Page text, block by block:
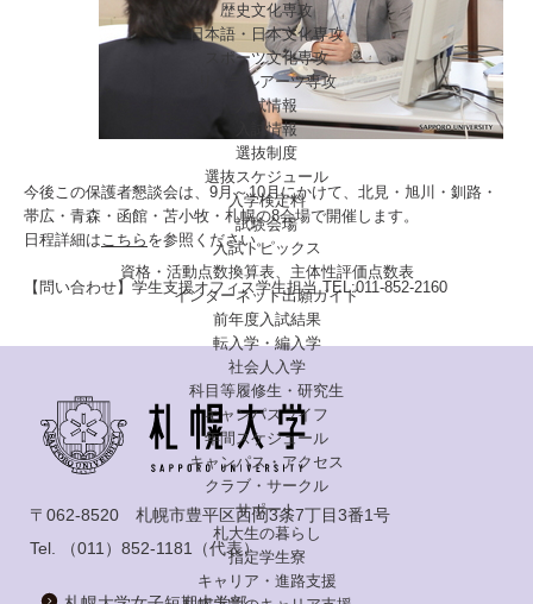
歴史文化専攻
日本語・日本文化専攻
スポーツ文化専攻
リベラルアーツ専攻
入試情報
入試情報
選抜制度
選抜スケジュール
入学検定料
試験会場
入試トピックス
資格・活動点数換算表、主体性評価点数表
インターネット出願ガイド
前年度入試結果
転入学・編入学
社会人入学
科目等履修生・研究生
キャンパスライフ
年間スケジュール
キャンパス・アクセス
クラブ・サークル
サポート
札大生の暮らし
指定学生寮
キャリア・進路支援
今後この保護者懇談会は、9月～10月にかけて、北見・旭川・釧路・
帯広・青森・函館・苫小牧・札幌の8会場で開催します。
日程詳細はこちら を参照ください。
【問い合わせ】学生支援オフィス学生担当 TEL:011-852-2160
〒062-8520 札幌市豊平区西岡3条7丁目3番1号
Tel.
（011）852-1181 （代表）